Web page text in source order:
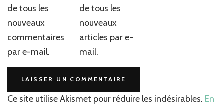
de tous les
nouveaux
commentaires
par e-mail.
de tous les
nouveaux
articles par e-
mail.
Ce site utilise Akismet pour réduire les indésirables. En